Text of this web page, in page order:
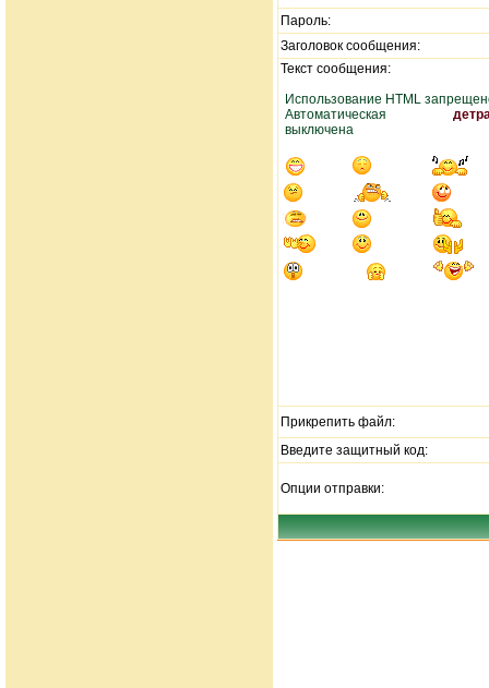
Пароль:
Заголовок сообщения:
Текст сообщения:
Использование HTML
Автоматическая
выключена
Прикрепить файл:
Введите защитный код:
Опции отправки: